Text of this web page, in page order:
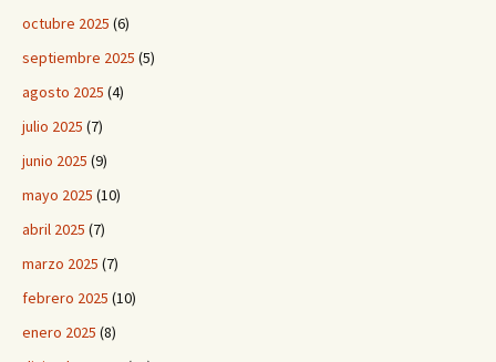
octubre 2025 (6)
septiembre 2025 (5)
agosto 2025 (4)
julio 2025 (7)
junio 2025 (9)
mayo 2025 (10)
abril 2025 (7)
marzo 2025 (7)
febrero 2025 (10)
enero 2025 (8)